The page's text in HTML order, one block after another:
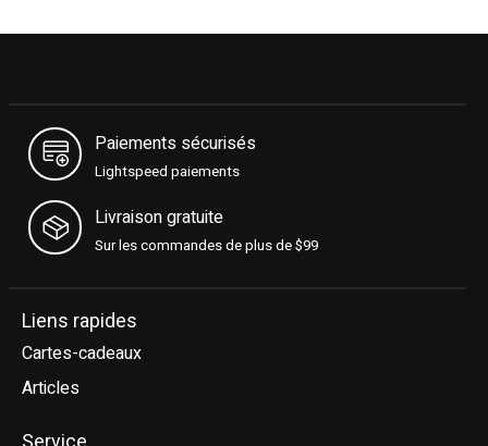
Paiements sécurisés
Lightspeed paiements
Livraison gratuite
Sur les commandes de plus de $99
Liens rapides
Cartes-cadeaux
Articles